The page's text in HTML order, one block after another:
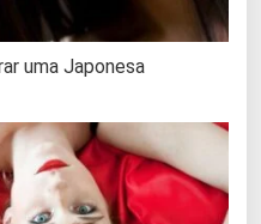
uma Japonesa